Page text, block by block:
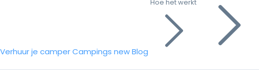
Verhuur je camperCampings newBlog
Hoe het werkt